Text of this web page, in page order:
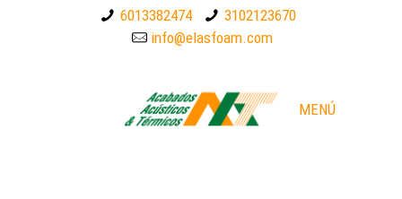
6013382474
3102123670
info@elasfoam.com
MENÚ